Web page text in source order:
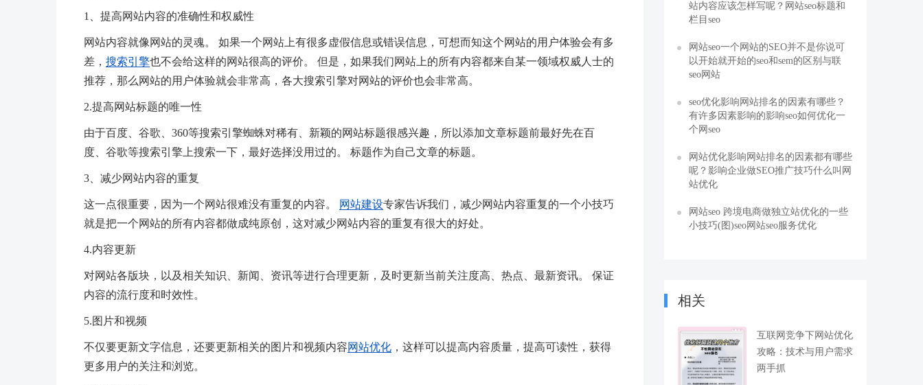
1、提高网站内容的准确性和权威性
网站内容就像网站的灵魂。 如果一个网站上有很多虚假信息或错误信息，可想而知这个网站的用户体验会有多
差， 搜索引擎也不会给这样的网站很高的评价。 但是，如果我们网站上的所有内容都来自某一领域权威人士的
推荐，那么网站的用户体验就会非常高，各大搜索引擎对网站的评价也会非常高。
2.提高网站标题的唯一性
由于百度、谷歌、360等搜索引擎蜘蛛对稀有、新颖的网站标题很感兴趣，所以添加文章标题前最好先在百
度、谷歌等搜索引擎上搜索一下，最好选择没用过的。 标题作为自己文章的标题。
3、减少网站内容的重复
这一点很重要，因为一个网站很难没有重复的内容。 网站建设专家告诉我们，减少网站内容重复的一个小技巧
就是把一个网站的所有内容都做成纯原创，这对减少网站内容的重复有很大的好处。
4.内容更新
对网站各版块，以及相关知识、新闻、资讯等进行合理更新，及时更新当前关注度高、热点、最新资讯。 保证
内容的流行度和时效性。
5.图片和视频
不仅要更新文字信息，还要更新相关的图片和视频内容网站优化 ，这样可以提高内容质量，提高可读性，获得
更多用户的关注和浏览。
站内容应该怎样写呢？网站seo标题和
栏目seo
网站seo一个网站的SEO并不是你说可
以开始就开始的seo和sem的区别与联
seo网站
seo优化影响网站排名的因素有哪些？
有许多因素影响的影响seo如何优化一
个网seo
网站优化影响网站排名的因素都有哪些
呢？影响企业做SEO推广技巧什么叫网
站优化
网站seo 跨境电商做独立站优化的一些
小技巧(图)seo网站seo服务优化
相关
互联网竞争下网站优化
攻略：技术与用户需求
两手抓